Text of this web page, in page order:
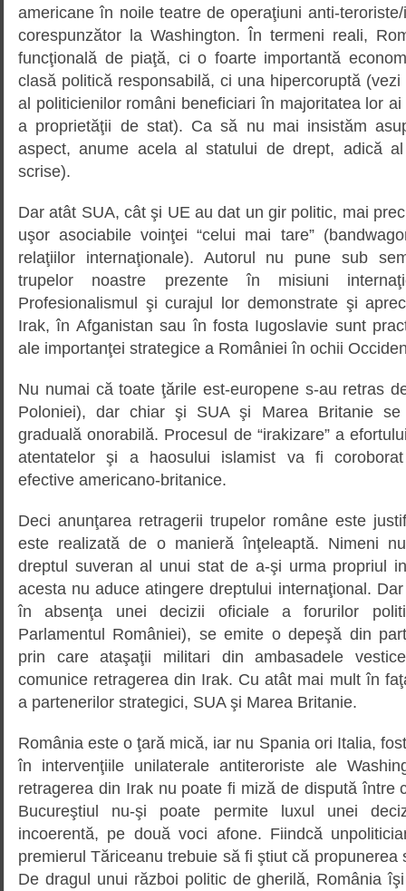
americane în noile teatre de operaţiuni anti-
corespunzător la Washington. În termeni reali,
funcţională de piaţă, ci o foarte importantă
clasă politică responsabilă, ci una hipercoruptă
al politicienilor români beneficiari în majoritatea lor
a proprietăţii de stat). Ca să nu mai insistăm
aspect, anume acela al statului de drept, adică
scrise).
Dar atât SUA, cât şi UE au dat un gir politic, mai
uşor asociabile voinţei “celui mai tare”
relaţiilor internaţionale). Autorul nu pune sub
trupelor noastre prezente în misiuni
Profesionalismul şi curajul lor demonstrate şi
Irak, în Afganistan sau în fosta Iugoslavie sunt
ale importanţei strategice a României în ochii
Nu numai că toate ţările est-europene s-au retras
Poloniei), dar chiar şi SUA şi Marea Britanie
graduală onorabilă. Procesul de “irakizare” a
atentatelor şi a haosului islamist va fi coroborat
efective americano-britanice.
Deci anunţarea retragerii trupelor române este
este realizată de o manieră înţeleaptă. Nimeni
dreptul suveran al unui stat de a-şi urma propriul
acesta nu aduce atingere dreptului internaţional.
în absenţa unei decizii oficiale a forurilor
Parlamentul României), se emite o depeşă din
prin care ataşaţii militari din ambasadele
comunice retragerea din Irak. Cu atât mai mult în
a partenerilor strategici, SUA şi Marea Britanie.
România este o ţară mică, iar nu Spania ori Italia,
în intervenţiile unilaterale antiteroriste ale
retragerea din Irak nu poate fi miză de dispută între
Bucureştiul nu-şi poate permite luxul unei
incoerentă, pe două voci afone. Fiindcă
premierul Tăriceanu trebuie să fi ştiut că propunerea
De dragul unui război politic de gherilă, România